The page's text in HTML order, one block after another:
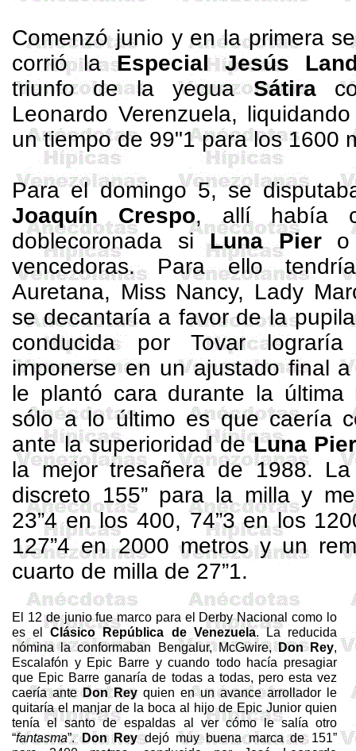
Comenzó junio y en la primera
corrió laEspecial Jesús
triunfo de la yeguaSátira
Leonardo Verenzuela,
un tiempo de 99"1 para los 1600
Para el domingo 5,se
Joaquín Crespo, allí había
doblecoronada siLunaPier
vencedoras. Para ello
Auretana, Miss Nancy, Lady
se decantaría a favor de la
conducida por Tovar
imponerse en un ajustado final
le plantó cara durante la
sólo a lo último es que caería
ante la superioridad deLuna
la mejortresañerade 1988. La
discreto 155”para la milla y
23”4 en los 400, 74”3 en los
127”4 en2000 metrosy un
cuarto de milla de 27”1.
El 12 de junio fue marco para el Derby Nacional como lo
es elClásico República de Venezuela. La reducida
nómina la conformaban Bengalur,McGwire,Don Rey,
Escalafón y Epic Barre y cuando todo hacía presagiar
que Epic Barre ganaría de todas a todas, pero esta vez
caería anteDon Reyquien en un avance arrollador le
quitaría el manjar de la boca al hijo deEpic Juniorquien
tenía el santo de espaldas al ver cómo le salía otro
“fantasma”.Don Reydejó muy buena marca de151”